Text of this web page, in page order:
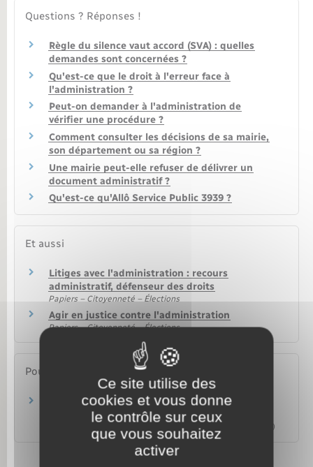
Seniors
Transports
Voirie et espace public
Questions ? Réponses !
Règle du silence vaut accord (SVA) : quelles
demandes sont concernées ?
Qu'est-ce que le droit à l'erreur face à
l'administration ?
Peut-on demander à l'administration de
vérifier une procédure ?
Comment consulter les décisions de sa mairie,
son département ou sa région ?
Une mairie peut-elle refuser de délivrer un
document administratif ?
Qu'est-ce qu'Allô Service Public 3939 ?
Et aussi
Litiges avec l'administration : recours
administratif, défenseur des droits
Papiers – Citoyenneté – Élections
Agir en justice contre l'administration
Papiers – Citoyenneté – Élections
Pour en savoir plus
Communication d'un document administratif
Commission d'accès aux documents administratifs (Cada)
Ce site utilise des
cookies et vous donne
le contrôle sur ceux
que vous souhaitez
activer